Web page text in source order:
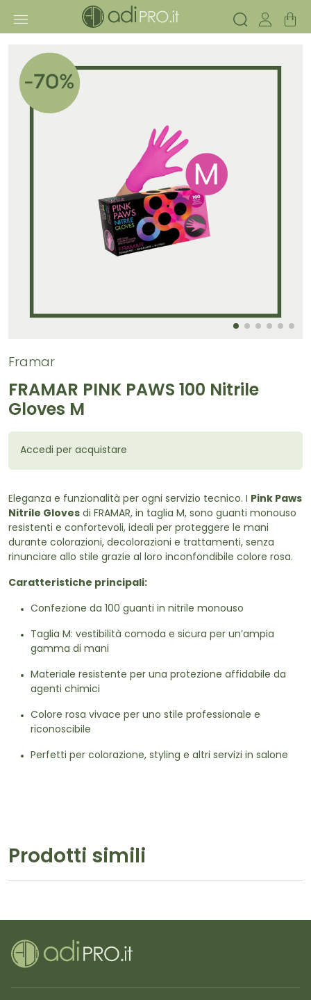
Framar
FRAMAR PINK PAWS 100 Nitrile
Gloves M
Accedi per acquistare
Eleganza e funzionalità per ogni servizio tecnico. I Pink Paws
Nitrile Gloves di FRAMAR, in taglia M, sono guanti monouso
resistenti e confortevoli, ideali per proteggere le mani
durante colorazioni, decolorazioni e trattamenti, senza
rinunciare allo stile grazie al loro inconfondibile colore rosa.
Caratteristiche principali:
Confezione da 100 guanti in nitrile monouso
Taglia M: vestibilità comoda e sicura per un’ampia
gamma di mani
Materiale resistente per una protezione affidabile da
agenti chimici
Colore rosa vivace per uno stile professionale e
riconoscibile
Perfetti per colorazione, styling e altri servizi in salone
Prodotti simili